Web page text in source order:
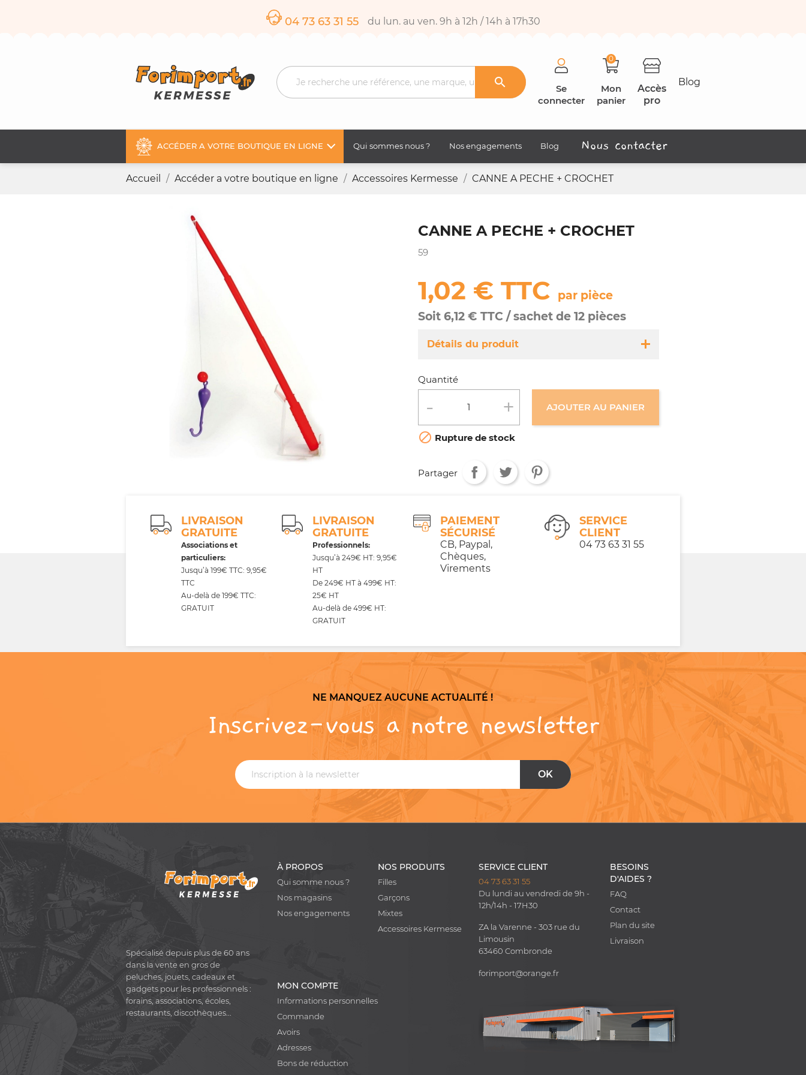
04 73 63 31 55 du lun. au ven. 9h à 12h / 14h à 17h30

Se
connecter
0
Mon
panier
Accès
pro
Blog
ACCÉDER A VOTRE BOUTIQUE EN LIGNE Qui sommes nous ? Nos engagements Blog Nous contacter
Accueil Accéder a votre boutique en ligne Accessoires Kermesse CANNE A PECHE + CROCHET
CANNE A PECHE + CROCHET
59
1,02 € TTC par pièce
Soit 6,12 € TTC / sachet de 12 pièces
Détails du produit
Référence
Conditionnement :
Quantité
AJOUTER AU PANIER
 Rupture de stock
Partager
LIVRAISON
GRATUITE
Associations et
particuliers:
Jusqu’à 199€ TTC: 9,95€
TTC
Au-delà de 199€ TTC:
GRATUIT
LIVRAISON
GRATUITE
Professionnels:
Jusqu’à 249€ HT: 9,95€
HT
De 249€ HT à 499€ HT:
25€ HT
Au-delà de 499€ HT:
GRATUIT
PAIEMENT
SÉCURISÉ
CB, Paypal,
Chèques,
Virements
SERVICE
CLIENT
04 73 63 31 55
NE MANQUEZ AUCUNE ACTUALITÉ !
Inscrivez-vous a notre newsletter
Spécialisé depuis plus de 60 ans
dans la vente en gros de
peluches, jouets, cadeaux et
gadgets pour les professionnels :
forains, associations, écoles,
restaurants, discothèques...
À PROPOS
Qui somme nous ?
Nos magasins
Nos engagements
MON COMPTE
Informations personnelles
Commande
Avoirs
Adresses
Bons de réduction
NOS PRODUITS
Filles
Garçons
Mixtes
Accessoires Kermesse
BESOINS
D'AIDES ?
FAQ
Contact
Plan du site
Livraison
SERVICE CLIENT
04 73 63 31 55
Du lundi au vendredi de 9h -
12h/14h - 17H30
ZA la Varenne - 303 rue du
Limousin
63460 Combronde
forimport@orange.fr